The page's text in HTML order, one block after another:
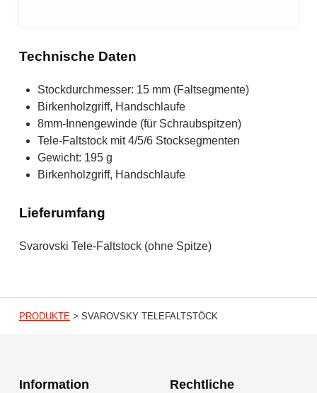
Technische Daten
Stockdurchmesser: 15 mm (Faltsegmente)
Birkenholzgriff, Handschlaufe
8mm-Innengewinde (für Schraubspitzen)
Tele-Faltstock mit 4/5/6 Stocksegmenten
Gewicht: 195 g
Birkenholzgriff, Handschlaufe
Lieferumfang
Svarovski Tele-Faltstock (ohne Spitze)
PRODUKTE> SVAROVSKY TELEFALTSTÖCK
Information
Rechtliche